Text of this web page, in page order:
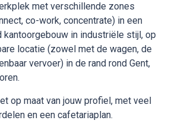
met verschillende zones
co-work, concentrate) in een
kantoorgebouw in industriële stijl, op
locatie (zowel met de wagen, de
vervoer) in de rand rond Gent,
op maat van jouw profiel, met veel
en een cafetariaplan.